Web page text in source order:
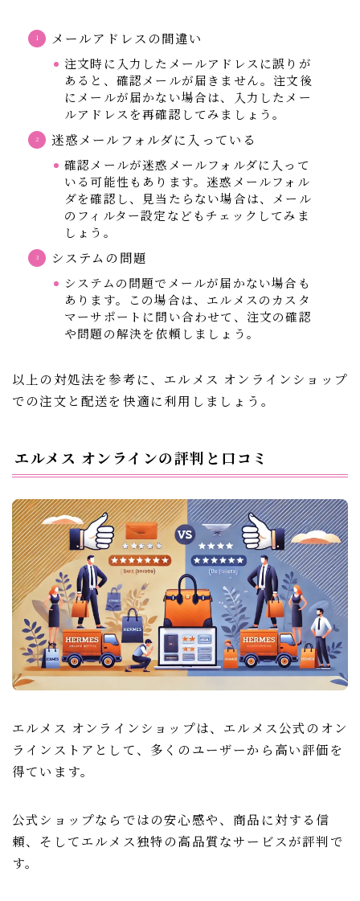
メールアドレスの間違い
注文時に入力したメールアドレスに誤りが
あると、確認メールが届きません。注文後
にメールが届かない場合は、入力したメー
ルアドレスを再確認してみましょう。
迷惑メールフォルダに入っている
確認メールが迷惑メールフォルダに入って
いる可能性もあります。迷惑メールフォル
ダを確認し、見当たらない場合は、メール
のフィルター設定などもチェックしてみま
しょう。
システムの問題
システムの問題でメールが届かない場合も
あります。この場合は、エルメスのカスタ
マーサポートに問い合わせて、注文の確認
や問題の解決を依頼しましょう。
以上の対処法を参考に、エルメス オンラインショップ
での注文と配送を快適に利用しましょう。
エルメス オンラインの評判と口コミ
エルメス オンラインショップは、エルメス公式のオン
ラインストアとして、多くのユーザーから高い評価を
得ています。
公式ショップならではの安心感や、商品に対する信
頼、そしてエルメス独特の高品質なサービスが評判で
す。